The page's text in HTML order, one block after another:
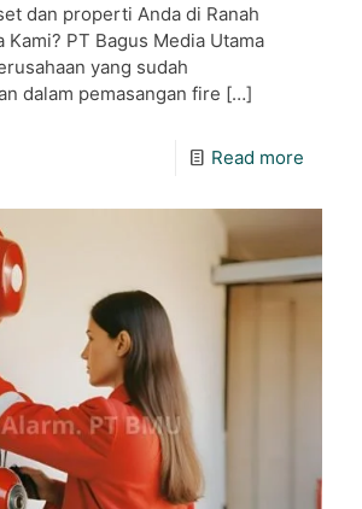
dan properti Anda di Ranah
Kami? PT Bagus Media Utama
yang sudah
dalam pemasangan fire […]
Read more